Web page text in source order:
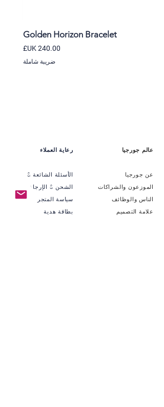
Golden Horizon Bracelet
السعر
ضريبة شاملة
رعاية العملاء
الأسئلة الشائعة &
الشحن & الإرجاع
سياسة المتجر
بطاقة هدية
عالم جورجيا
عن جورجيا
الموزعون والشراكات
الناس والوظائف
علامة التصميم